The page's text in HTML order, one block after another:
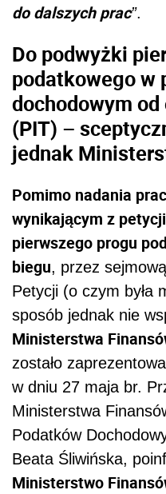
do dalszych prac”.
Do podwyżki
podatkowego w
dochodowym
(PIT) –
jednak
Pomimo nadania
wynikającym z
pierwszego progu
biegu, przez
Petycji (o czym była
sposób jednak nie
Ministerstwa
zostało
w dniu 27 maja br.
Ministerstwa
Podatków
Beata Śliwińska,
Ministerstwo